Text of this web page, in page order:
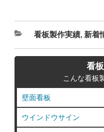
カ
テ
看板製作実績, 新着
看
こんな看板
壁面看板
ウインドウサイン